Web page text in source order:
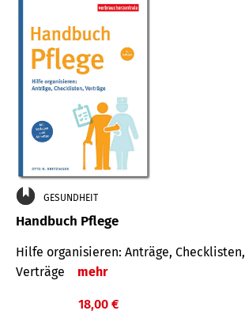
GESUNDHEIT
Handbuch Pflege
Hilfe organisieren: Anträge, Checklisten,
Verträge
mehr
18,00 €